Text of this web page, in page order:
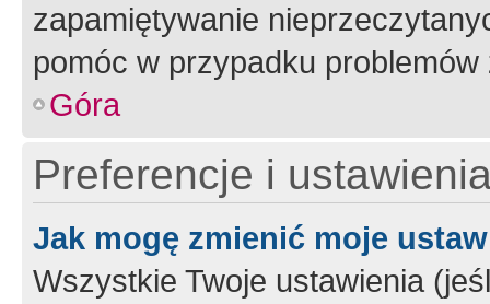
zapamiętywanie
pomóc w przypadku
Góra
Preferencje i
Jak mogę zmienić moje
Wszystkie Twoje ustawienia